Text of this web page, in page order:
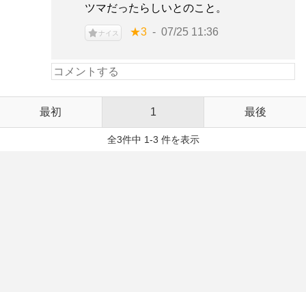
ツマだったらしいとのこと。
ナイス ★3 07/25 11:36
最初 1 最後
全3件中 1-3 件を表示